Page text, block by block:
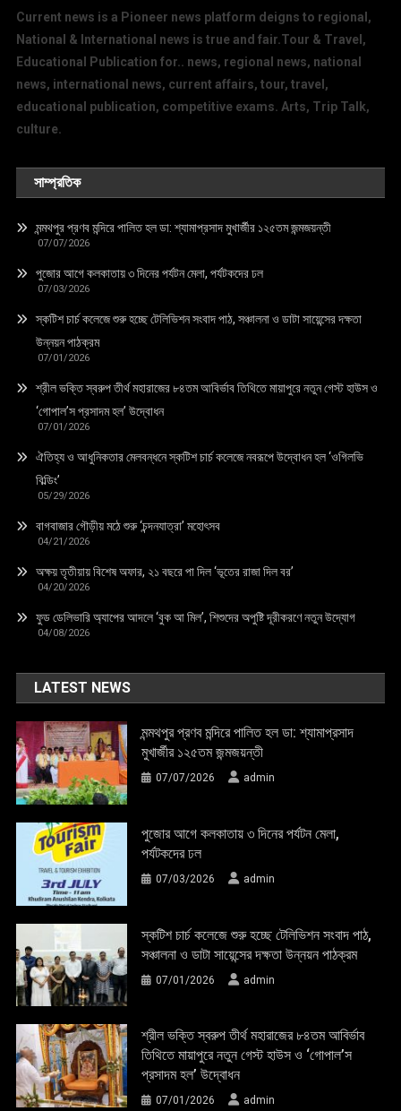
Current news is a Pioneer news platform deigns to regional,
National & International news is true and fair.Tour & Travel,
Educational Publication for.. news, regional news, national
news, international news, current affairs, tour, travel,
educational publication, competitive exams. Arts, Trip Talk,
culture.
সাম্প্রতিক
মন্মথপুর প্রণব মন্দিরে পালিত হল ডা: শ্যামাপ্রসাদ মুখার্জীর ১২৫তম জন্মজয়ন্তী
07/07/2026
পুজোর আগে কলকাতায় ৩ দিনের পর্যটন মেলা, পর্যটকদের ঢল
07/03/2026
স্কটিশ চার্চ কলেজে শুরু হচ্ছে টেলিভিশন সংবাদ পাঠ, সঞ্চালনা ও ডাটা সায়েন্সের দক্ষতা
উন্নয়ন পাঠক্রম
07/01/2026
শ্রীল ভক্তি স্বরুপ তীর্থ মহারাজের ৮৪তম আবির্ভাব তিথিতে মায়াপুরে নতুন গেস্ট হাউস ও
‘গোপাল’স প্রসাদম হল’ উদ্বোধন
07/01/2026
ঐতিহ্য ও আধুনিকতার মেলবন্ধনে স্কটিশ চার্চ কলেজে নবরূপে উদ্বোধন হল ‘ওগিলভি
বিল্ডিং’
05/29/2026
বাগবাজার গৌড়ীয় মঠে শুরু ‘চন্দনযাত্রা’ মহোৎসব
04/21/2026
অক্ষয় তৃতীয়ায় বিশেষ অফার, ২১ বছরে পা দিল ‘ভূতের রাজা দিল বর’
04/20/2026
ফুড ডেলিভারি অ্যাপের আদলে ‘বুক আ মিল’, শিশুদের অপুষ্টি দূরীকরণে নতুন উদ্যোগ
04/08/2026
LATEST NEWS
মন্মথপুর প্রণব মন্দিরে পালিত হল ডা: শ্যামাপ্রসাদ
মুখার্জীর ১২৫তম জন্মজয়ন্তী
07/07/2026 admin
পুজোর আগে কলকাতায় ৩ দিনের পর্যটন মেলা,
পর্যটকদের ঢল
07/03/2026 admin
স্কটিশ চার্চ কলেজে শুরু হচ্ছে টেলিভিশন সংবাদ পাঠ,
সঞ্চালনা ও ডাটা সায়েন্সের দক্ষতা উন্নয়ন পাঠক্রম
07/01/2026 admin
শ্রীল ভক্তি স্বরুপ তীর্থ মহারাজের ৮৪তম আবির্ভাব
তিথিতে মায়াপুরে নতুন গেস্ট হাউস ও ‘গোপাল’স
প্রসাদম হল’ উদ্বোধন
07/01/2026 admin